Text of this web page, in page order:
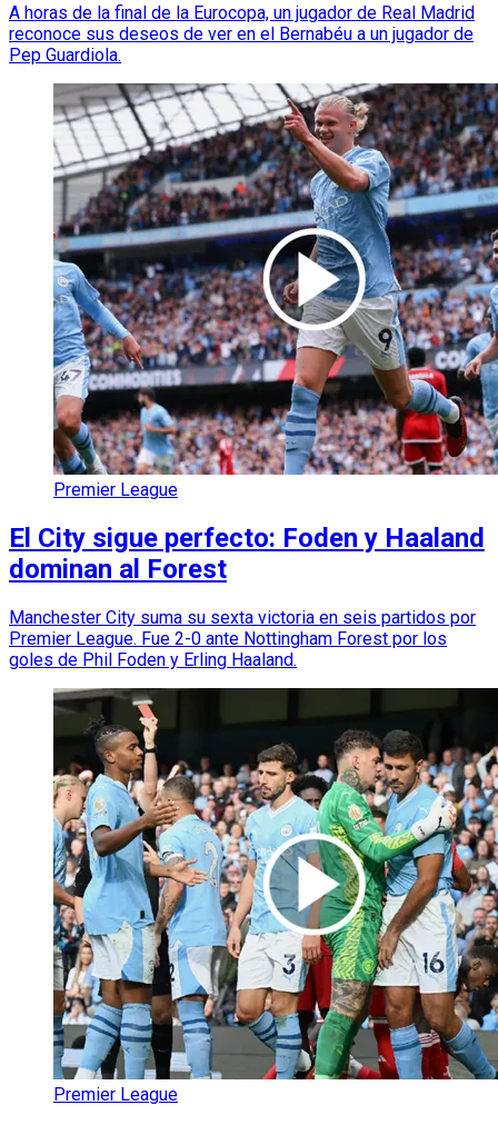
A horas de la final de la Eurocopa, un jugador de Real Madrid
reconoce sus deseos de ver en el Bernabéu a un jugador de
Pep Guardiola.
Premier League
El City sigue perfecto: Foden y Haaland
dominan al Forest
Manchester City suma su sexta victoria en seis partidos por
Premier League. Fue 2-0 ante Nottingham Forest por los
goles de Phil Foden y Erling Haaland.
Premier League